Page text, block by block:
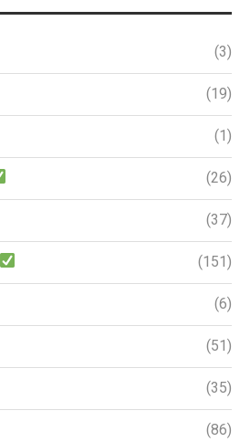
(3)
(19)
(1)
(26)
(37)
(151)
(6)
(51)
(35)
(86)